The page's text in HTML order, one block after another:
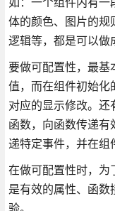
体的颜色、图片的规
逻辑等，都是可以做
要做可配置性，最基
值，而在组件初始化
对应的显示修改。还
函数，向函数传递
递特定事件，并在组
在做可配置性时，为
是有效的属性、函
验。